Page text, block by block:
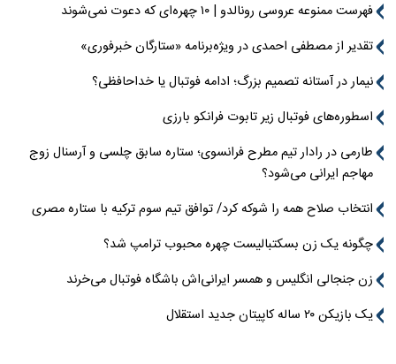
فهرست ممنوعه عروسی رونالدو | ۱۰ چهره‌ای که دعوت نمی‌شوند
تقدیر از مصطفی احمدی در ویژه‌برنامه «ستارگان خبرفوری»
نیمار در آستانه تصمیم بزرگ؛ ادامه فوتبال یا خداحافظی؟
اسطوره‌های فوتبال زیر تابوت فرانکو بارزی
طارمی در رادار تیم مطرح فرانسوی؛ ستاره سابق چلسی و آرسنال زوج
مهاجم ایرانی می‌شود؟
انتخاب صلاح همه را شوکه کرد/ توافق تیم سوم ترکیه با ستاره مصری
چگونه یک زن بسکتبالیست چهره محبوب ترامپ شد؟
زن جنجالی انگلیس و همسر ایرانی‌اش باشگاه فوتبال می‌خرند
یک بازیکن ۲۰ ساله کاپیتان جدید استقلال